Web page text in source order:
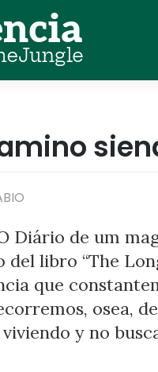
Diário de um
libro “The
que
osea,
y no